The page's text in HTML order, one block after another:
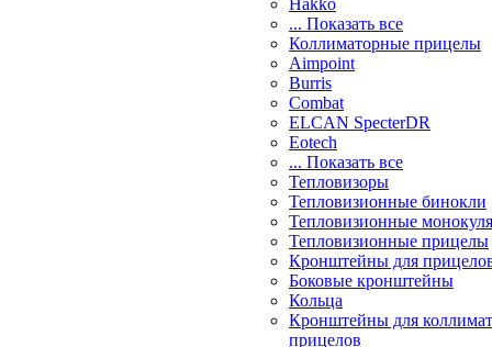
Hakko
... Показать все
Коллиматорные прицелы
Aimpoint
Burris
Combat
ELCAN SpecterDR
Eotech
... Показать все
Тепловизоры
Тепловизионные бинокли
Тепловизионные
Тепловизионные прицелы
Кронштейны для
Боковые кронштейны
Кольца
Кронштейны для
прицелов